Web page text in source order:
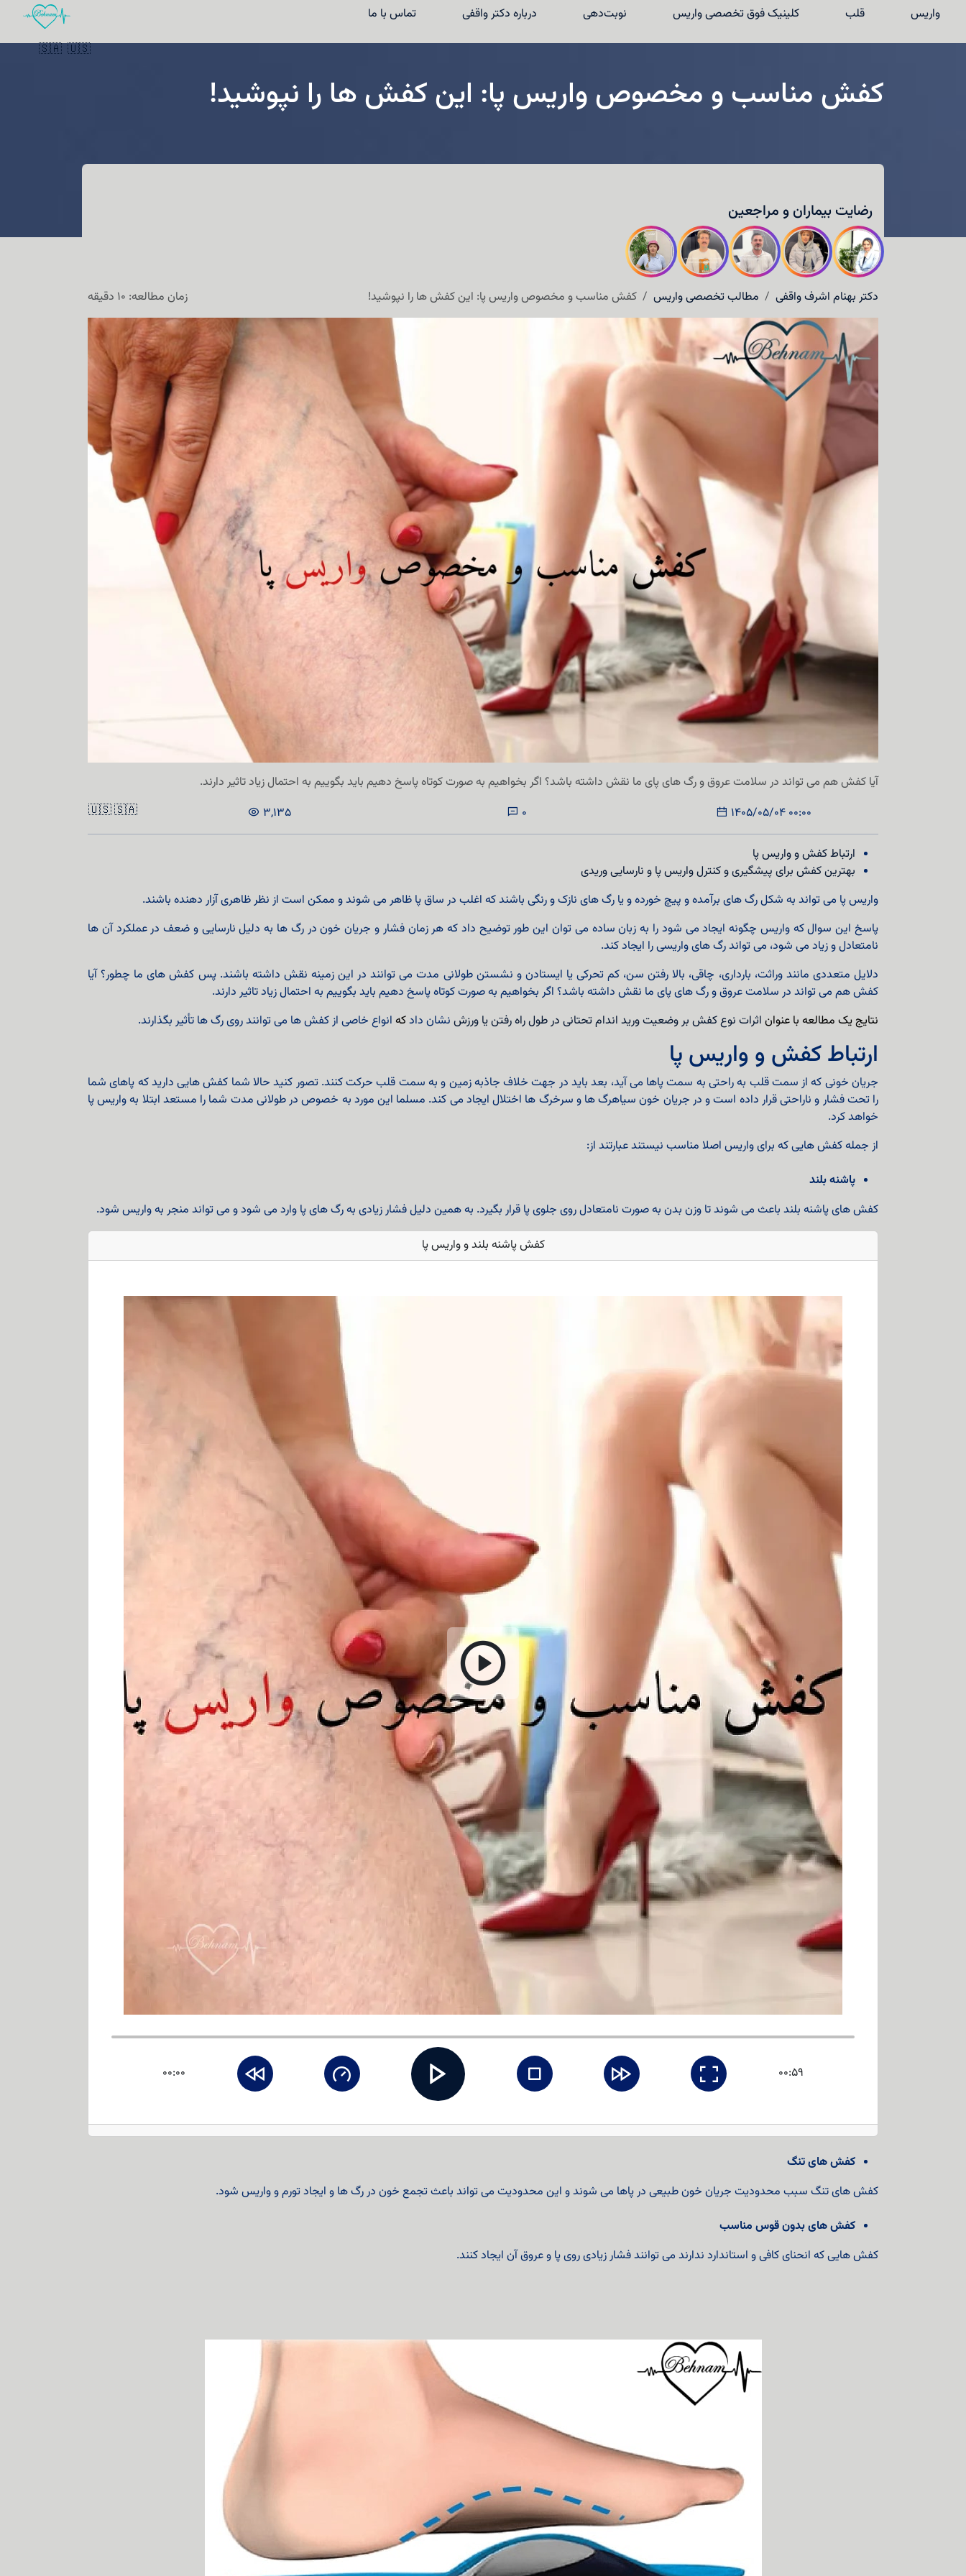
واریس قلب کلینیک فوق تخصصی واریس نوبت‌دهی درباره دکتر واقفی
تماس با ما
🇺🇸
🇸🇦
کلینیک فوق تخصصی واریس
نوبت‌دهی
کفش مناسب و مخصوص واریس پا: این کفش ها را نپوشید!
رضایت بیماران و مراجعین
زمان مطالعه: 10 دقیقه دکتر بهنام اشرف واقفی مطالب تخصصی واریس کفش مناسب و مخصوص واریس پا: این کفش ها را نپوشید!
آیا کفش هم می تواند در سلامت عروق و رگ های پای ما نقش داشته باشد؟ اگر بخواهیم به صورت کوتاه پاسخ دهیم باید بگوییم به احتمال زیاد تاثیر دارند.
1405/05/04 00:00
0
3,135
🇺🇸🇸🇦
ارتباط کفش و واریس پا
بهترین کفش برای پیشگیری و کنترل واریس پا و نارسایی وریدی
واریس پا می تواند به شکل رگ های برآمده و پیچ خورده و یا رگ های نازک و رنگی باشند که اغلب در ساق پا ظاهر می شوند و ممکن است از نظر ظاهری آزار دهنده باشند.
پاسخ این سوال که واریس چگونه ایجاد می شود را به زبان ساده می توان این طور توضیح داد که هر زمان فشار و جریان خون در رگ ها به دلیل نارسایی و ضعف در عملکرد آن ها
نامتعادل و زیاد می شود، می تواند رگ های واریسی را ایجاد کند.
دلایل متعددی مانند وراثت، بارداری، چاقی، بالا رفتن سن، کم تحرکی یا ایستادن و نشستن طولانی مدت می توانند در این زمینه نقش داشته باشند. پس کفش های ما چطور؟ آیا
کفش هم می تواند در سلامت عروق و رگ های پای ما نقش داشته باشد؟ اگر بخواهیم به صورت کوتاه پاسخ دهیم باید بگوییم به احتمال زیاد تاثیر دارند.
نتایج یک مطالعه با عنوان اثرات نوع کفش بر وضعیت ورید اندام تحتانی در طول راه رفتن یا ورزش نشان دادکه انواع خاصی از کفش ها می توانند روی رگ ها تأثیر بگذارند.
ارتباط کفش و واریس پا
جریان خونی که از سمت قلب به راحتی به سمت پاها می آید، بعد باید در جهت خلاف جاذبه زمین و به سمت قلب حرکت کنند. تصور کنید حالا شما کفش هایی دارید که پاهای شما
را تحت فشار و ناراحتی قرار داده است و در جریان خون سیاهرگ ها و سرخرگ ها اختلال ایجاد می کند. مسلما این مورد به خصوص در طولانی مدت شما را مستعد ابتلا به واریس پا
خواهد کرد.
از جمله کفش هایی که برای واریس اصلا مناسب نیستند عبارتند از:
پاشنه بلند
کفش های پاشنه بلند باعث می شوند تا وزن بدن به صورت نامتعادل روی جلوی پا قرار بگیرد. به همین دلیل فشار زیادی به رگ های پا وارد می شود و می تواند منجر به واریس شود.
کفش پاشنه بلند و واریس پا
00:00 00:59
کفش های تنگ
کفش های تنگ سبب محدودیت جریان خون طبیعی در پاها می شوند و این محدودیت می تواند باعث تجمع خون در رگ ها و ایجاد تورم و واریس شود.
کفش های بدون قوس مناسب
کفش هایی که انحنای کافی و استاندارد ندارند می توانند فشار زیادی روی پا و عروق آن ایجاد کنند.